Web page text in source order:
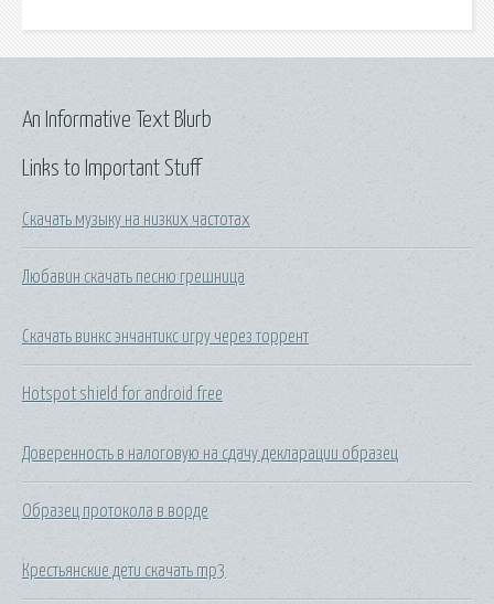
Links to Important Stuff
Скачать музыку на низких частотах
Любавин скачать песню грешница
Скачать винкс энчантикс игру через торрент
Hotspot shield for android free
Доверенность в налоговую на сдачу декларации образец
Образец протокола в ворде
Крестьянские дети скачать mp3
An Informative Text Blurb